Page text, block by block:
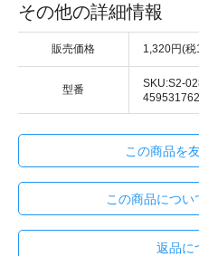
その他の詳細情報
販売価格 1,320円(
型番
SKU:S2-
この商品を
この商品につい
返品に